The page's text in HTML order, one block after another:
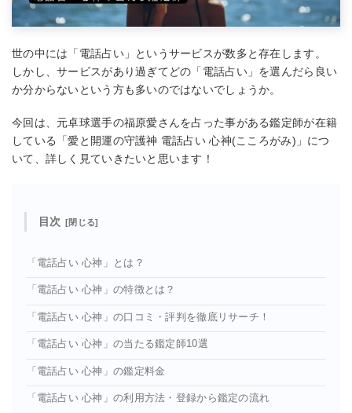
世の中には「電話占い」というサービスが数多と存在します。
しかし、サービスがあり過ぎてどの「電話占い」を選んだら良い
か分からないという方も多いのではないでしょうか。
今回は、元卓球選手の福原愛さんを占った事がある鑑定師が在籍
している「愛と開運の守護神 電話占い 心神(こころがみ)」につ
いて、詳しく見ていきたいと思います！
目次
「電話占い 心神」とは？
「電話占い 心神」の特徴とは？
「電話占い 心神」の口コミ・評判を徹底リサーチ！
「電話占い 心神」の当たる鑑定師10選
「電話占い 心神」の鑑定料金
「電話占い 心神」の利用方法・登録から鑑定の流れ